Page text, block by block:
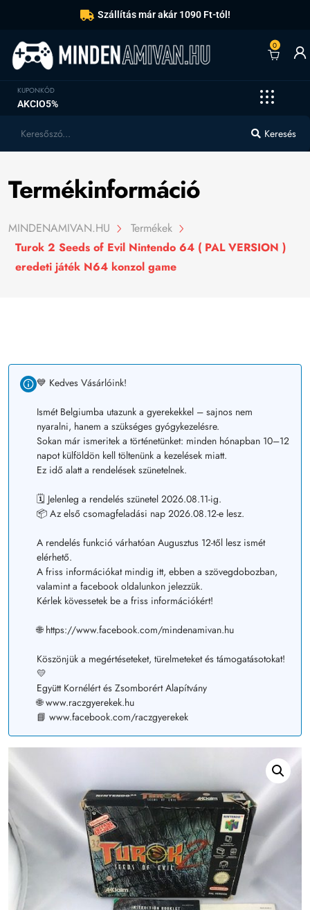
Szállítás már akár 1090 Ft-tól!
0
KUPONKÓD
AKCIO5%
Keresés
Termékinformáció
MINDENAMIVAN.HU
Termékek
Turok 2 Seeds of Evil Nintendo 64 ( PAL VERSION )
eredeti játék N64 konzol game
💙 Kedves Vásárlóink!
Ismét Belgiumba utazunk a gyerekekkel – sajnos nem
nyaralni, hanem a szükséges gyógykezelésre.
Sokan már ismeritek a történetünket: minden hónapban 10–12
napot külföldön kell töltenünk a kezelések miatt.
Ez idő alatt a rendelések szünetelnek.
🗓️ Jelenleg a rendelés szünetel 2026.08.11-ig.
📦 Az első csomagfeladási nap 2026.08.12-e lesz.
A rendelés funkció várhatóan Augusztus 12-től lesz ismét
elérhető.
A friss információkat mindig itt, ebben a szövegdobozban,
valamint a facebook oldalunkon jelezzük.
Kérlek kövessetek be a friss információkért!
🌐 https://www.facebook.com/mindenamivan.hu
Köszönjük a megértéseteket, türelmeteket és támogatásotokat!
💛
Együtt Kornélért és Zsomborért Alapítvány
🌐 www.raczgyerekek.hu
📘 www.facebook.com/raczgyerekek